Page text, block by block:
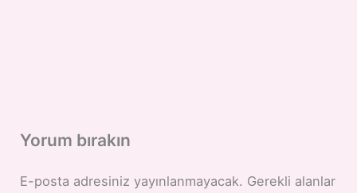
Yorum bırakın
E-posta adresiniz yayınlanmayacak. Gerekli alanlar